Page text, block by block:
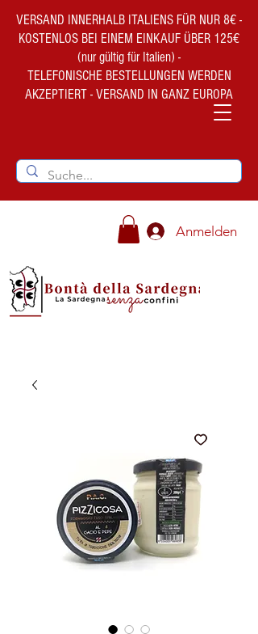
VERSAND INNERHALB ITALIENS FÜR NUR 8€ -
KOSTENLOS BEI EINEM EINKAUF ÜBER 125€
(nur gültig für Italien) -
TELEFONISCHE BESTELLUNGEN WERDEN
AKZEPTIERT - VERSAND IN GANZ EUROPA
Anmelden